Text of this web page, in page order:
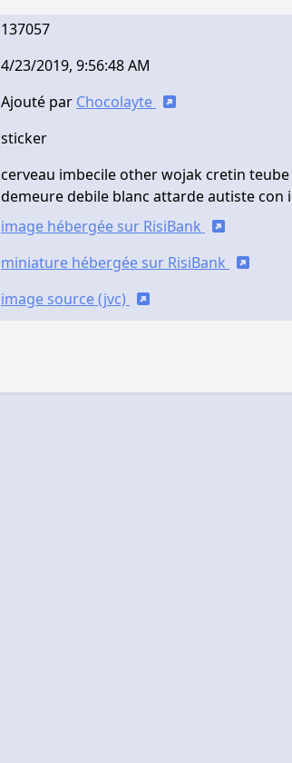
137057
4/23/2019, 9:56:48 AM
Ajouté par Chocolayte
sticker
cerveau imbecile other wojak cretin
demeure debile blanc attarde autiste con
image hébergée sur RisiBank
miniature hébergée sur RisiBank
image source (jvc)